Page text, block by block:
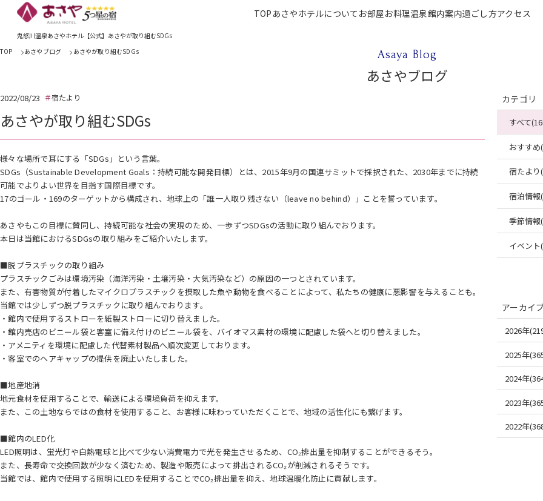
TOP あさやホテルについて お部屋お料理温泉館内案内過ごし方アクセス
鬼怒川温泉あさやホテル【公式】あさやが取り組むSDGs
TOP あさやブログ あさやが取り組むSDGs Asaya Blog
あさやブログ
2022/08/23 宿たより
あさやが取り組むSDGs
様々な場所で耳にする「SDGs」という言葉。
SDGs（Sustainable Development Goals：持続可能な開発目標）とは、2015年9月の国連サミットで採択された、2030年までに持続
可能でよりよい世界を目指す国際目標です。
17のゴール・169のターゲットから構成され、地球上の「誰一人取り残さない（leave no behind）」ことを誓っています。
あさやもこの目標に賛同し、持続可能な社会の実現のため、一歩ずつSDGsの活動に取り組んでおります。
本日は当館におけるSDGsの取り組みをご紹介いたします。
■脱プラスチックの取り組み
プラスチックごみは環境汚染（海洋汚染・土壌汚染・大気汚染など）の原因の一つとされています。
また、有害物質が付着したマイクロプラスチックを摂取した魚や動物を食べることによって、私たちの健康に悪影響を与えることも。
当館では少しずつ脱プラスチックに取り組んでおります。
・館内で使用するストローを紙製ストローに切り替えました。
・館内売店のビニール袋と客室に備え付けのビニール袋を、バイオマス素材の環境に配慮した袋へと切り替えました。
・アメニティを環境に配慮した代替素材製品へ順次変更しております。
・客室でのヘアキャップの提供を廃止いたしました。
■地産地消
地元食材を使用することで、輸送による環境負荷を抑えます。
また、この土地ならではの食材を使用すること、お客様に味わっていただくことで、地域の活性化にも繋げます。
■館内のLED化
LED照明は、蛍光灯や白熱電球と比べて少ない消費電力で光を発生させるため、CO₂排出量を抑制することができるそう。
また、長寿命で交換回数が少なく済むため、製造や販売によって排出されるCO₂が削減されるそうです。
当館では、館内で使用する照明にLEDを使用することでCO₂排出量を抑え、地球温暖化防止に貢献します。
カテゴリ
すべて
おすすめ
宿たより
宿泊情報
季節情報
イベント
アーカイ
2026年
2025年
2024年
2023年
2022年